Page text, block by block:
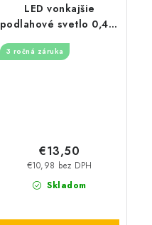
LED vonkajšie
podlahové svetlo 0,4W
LFL113
3 ročná záruka
Skladom
€10,98 bez DPH
€13,50